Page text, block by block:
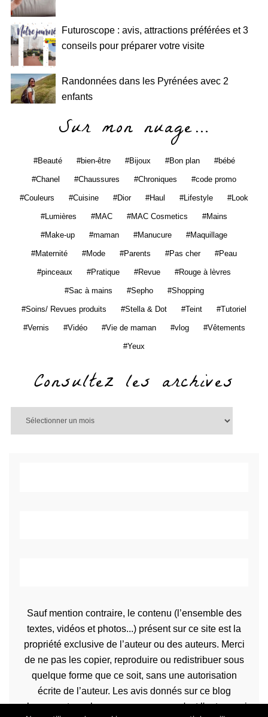
Futuroscope : avis, attractions préférées et 3
conseils pour préparer votre visite
Randonnées dans les Pyrénées avec 2
enfants
Sur mon nuage…
Beauté bien-être Bijoux Bon plan bébé
Chanel Chaussures Chroniques code promo
Couleurs Cuisine Dior Haul Lifestyle Look
Lumières MAC MAC Cosmetics Mains
Make-up maman Manucure Maquillage
Maternité Mode Parents Pas cher Peau
pinceaux Pratique Revue Rouge à lèvres
Sac à mains Sepho Shopping
Soins/ Revues produits Stella & Dot Teint Tutoriel
Vernis Vidéo Vie de maman vlog Vêtements
Yeux
Consultez les archives
Sauf mention contraire, le contenu (l’ensemble des
textes, vidéos et photos...) présent sur ce site est la
propriété exclusive de l’auteur ou des auteurs. Merci
de ne pas les copier, reproduire ou redistribuer sous
quelque forme que ce soit, sans une autorisation
écrite de l’auteur. Les avis donnés sur ce blog
n’engagent que la propre personne qu'est l'auteur qui